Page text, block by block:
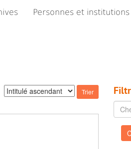
Personnes et institutions
Trier
par:
dans
les